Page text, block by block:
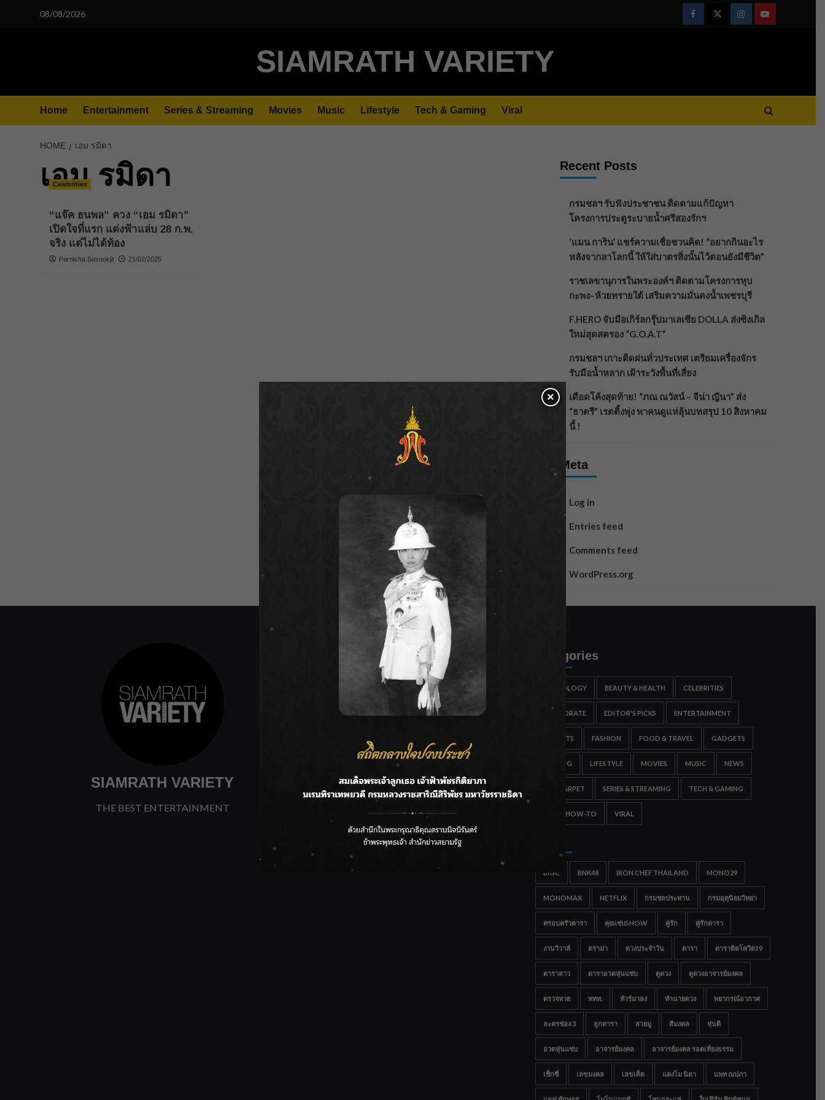
08/08/2026
FacebookTwitterInstagramYoutube
SIAMRATH VARIETY
Home Entertainment Series & Streaming Movies Music Lifestyle Tech & Gaming Viral
HOME เอม รมิดา
เอม รมิดา
Celebrities
“แจ๊ค ธนพล” ควง “เอม รมิดา”
เปิดใจที่แรก แต่งฟ้าแล่บ 28 ก.พ.
จริง แต่ไม่ได้ท้อง
Parnicha Sasookjit 21/02/2025
Recent Posts
กรมชลฯ รับฟังประชาชน ติดตามแก้ปัญหา
โครงการประตูระบายน้ำศรีสองรักฯ
‘แมน การิน’ แชร์ความเชื่อชวนคิด! “อยากกินอะไร
หลังจากลาโลกนี้ ให้ใส่บาตรสิ่งนั้นไว้ตอนยังมีชีวิต”
ราชเลขานุการในพระองค์ฯ ติดตามโครงการหุบ
กะพง–ห้วยทรายใต้ เสริมความมั่นคงน้ำเพชรบุรี
F.HERO จับมือเกิร์ลกรุ๊ปมาเลเซีย DOLLA ส่งซิงเกิล
ใหม่สุดสตรอง “G.O.A.T”
กรมชลฯ เกาะติดฝนทั่วประเทศ เตรียมเครื่องจักร
รับมือน้ำหลาก เฝ้าระวังพื้นที่เสี่ยง
เดือดโค้งสุดท้าย! “ภณ ณวัสน์ – จีน่า ญีนา” ส่ง
“ธาตรี” เรตติ้งพุ่ง พาคนดูแห่ลุ้นบทสรุป 10 สิงหาคม
นี้ !
Meta
Log in
Entries feed
Comments feed
WordPress.org
SIAMRATH VARIETY
THE BEST ENTERTAINMENT
กรมชลฯ รับฟังประชาชน ติดตามแก้ปัญหาโครงการประตู
ลาโลกนี้ ให้ใส่บาตรสิ่งนั้นไว้ตอนยังมีชีวิต”
ราชเลขานุการในพระองค์ฯ ติดตามโครงการหุบกะพง–ห้วย
ทรายใต้ เสริมความมั่นคงน้ำเพชรบุรี
ตรอง “G.O.A.T”
กรมชลฯ เกาะติดฝนทั่วประเทศ เตรียมเครื่องจักรรับมือน้ำ
Categories
ASTROLOGY BEAUTY & HEALTH CELEBRITIES
CORPORATE EDITOR'S PICKS ENTERTAINMENT
ESPORTS FASHION FOOD & TRAVEL GADGETS
GAMING LIFESTYLE MOVIES MUSIC NEWS
RED CARPET SERIES & STREAMING TECH & GAMING
TIPS & HOW-TO VIRAL
BIGC BNK48 IRON CHEF THAILAND MONO29
MONOMAX NETFLIX กรมชลประทาน กรมอุตุนิยมวิทยา
ครอบครัวดารา คุยแซ่บSHOW คู่รัก คู่รักดารา
งานวิวาห์ ดราม่า ดวงประจำวัน ดารา ดาราติดโควิด19
ดาราสาว ดาราอวดหุ่นแซ่บ ดูดวง ดูดวงอาจารย์มงคล
ตรวจหวย ททท. ทัวร์มาลง ทำนายดวง พยากรณ์อากาศ
ละครช่อง 3 ลูกดารา สายมู สีมงคล หุ่นดี
อวดหุ่นแซ่บ อาจารย์มงคล อาจารย์มงคล รอดเที่ยงธรรม
เซ็กซี่ เลขมงคล เลขเด็ด แตงโม นิดา แพท ณปภา
×